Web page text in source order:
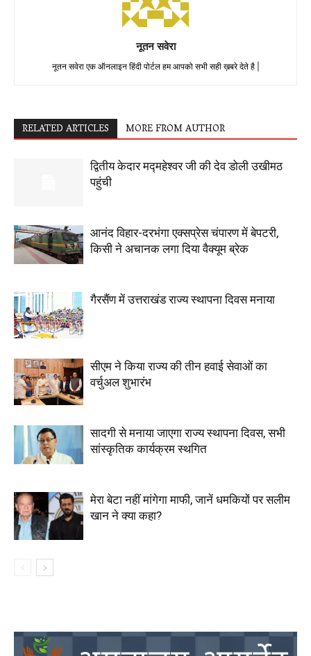
नूतन सवेरा
नूतन सवेरा एक ऑनलाइन हिंदी पोर्टल हम आपको सभी सही ख़बरे देते है |
RELATED ARTICLES MORE FROM AUTHOR
द्वितीय केदार मद्महेश्वर जी की देव डोली उखीमठ
पहुंची
आनंद विहार-दरभंगा एक्सप्रेस चंपारण में बेपटरी,
किसी ने अचानक लगा दिया वैक्यूम ब्रेक
गैरसैंण में उत्तराखंड राज्य स्थापना दिवस मनाया
सीएम ने किया राज्य की तीन हवाई सेवाओं का
वर्चुअल शुभारंभ
सादगी से मनाया जाएगा राज्य स्थापना दिवस, सभी
सांस्कृतिक कार्यक्रम स्थगित
मेरा बेटा नहीं मांगेगा माफी, जानें धमकियों पर सलीम
खान ने क्या कहा?